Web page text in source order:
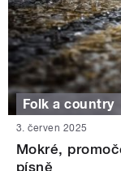
Folk a country
3. červen 2025
Mokré,
písně